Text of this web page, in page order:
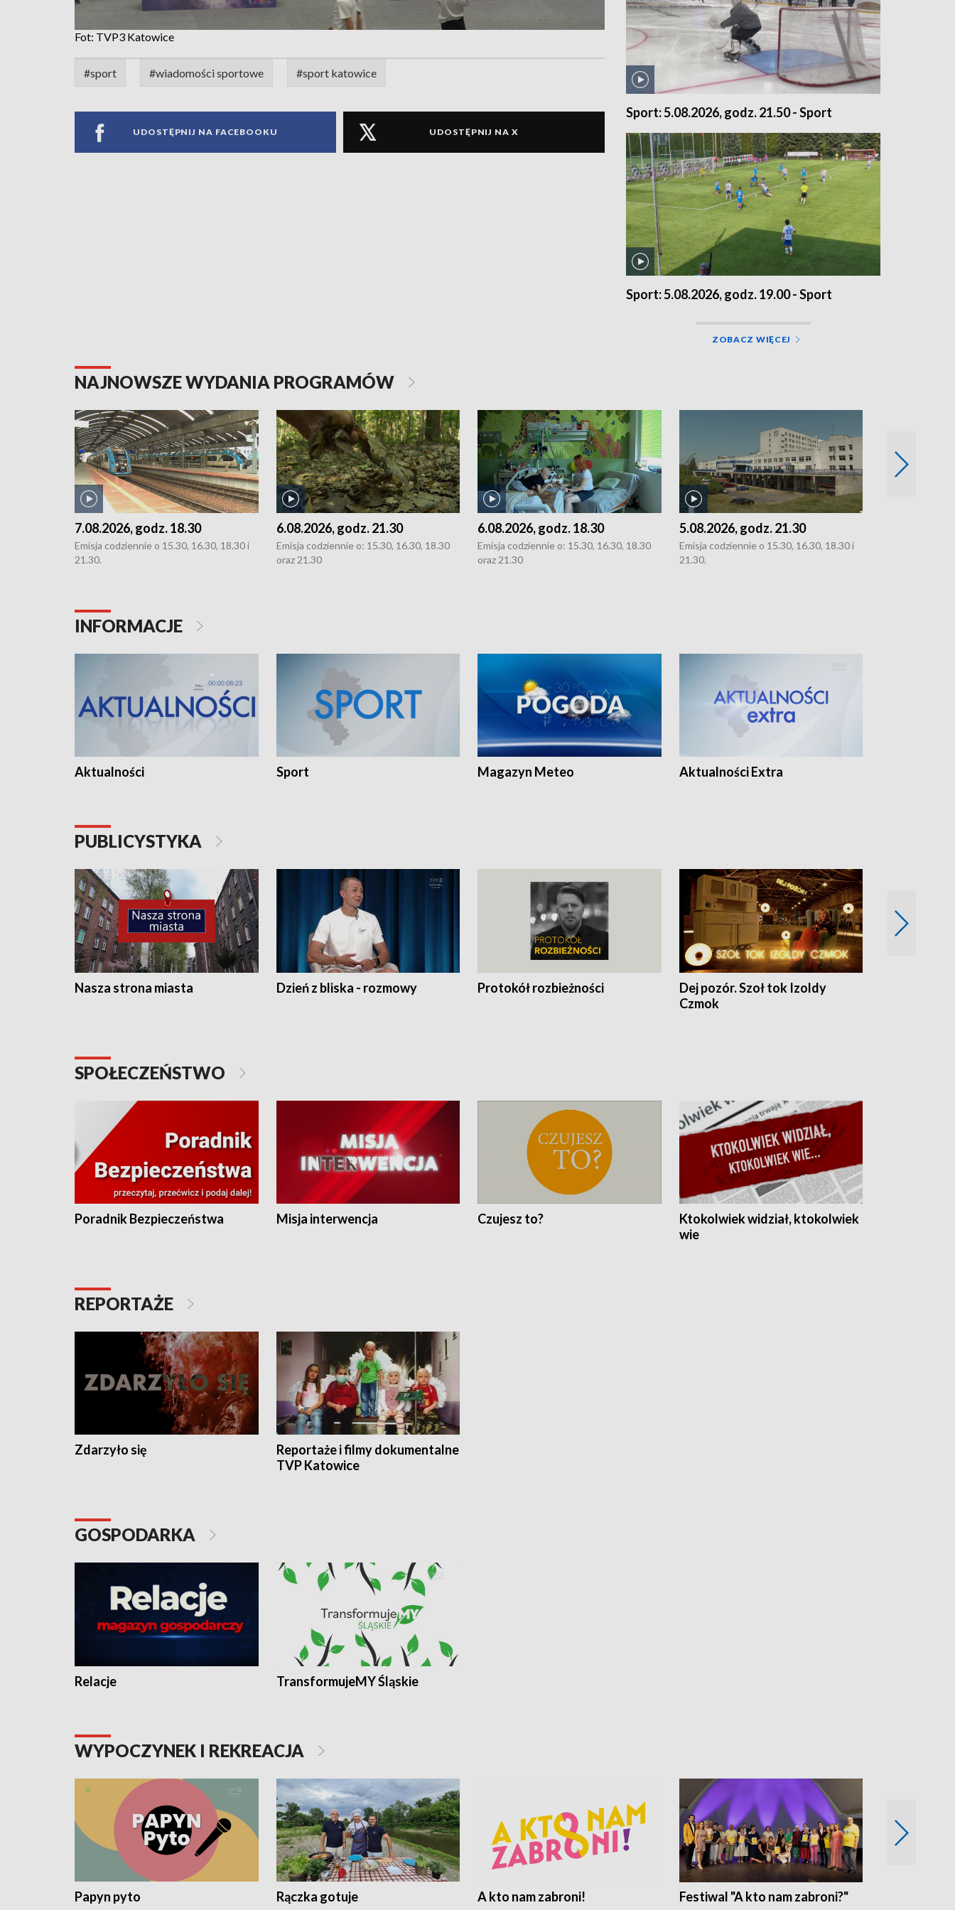
Fot: TVP3 Katowice
#sport #wiadomości sportowe #sport katowice
UDOSTĘPNIJ NA FACEBOOKU UDOSTĘPNIJ NA X
Sport: 5.08.2026, godz. 21.50 - Sport
Sport: 5.08.2026, godz. 19.00 - Sport
ZOBACZ WIĘCEJ
NAJNOWSZE WYDANIA PROGRAMÓW
7.08.2026, godz. 18.30
Emisja codziennie o 15.30, 16.30, 18.30 i
21.30.
6.08.2026, godz. 21.30
Emisja codziennie o: 15.30, 16.30, 18.30
oraz 21.30
6.08.2026, godz. 18.30
Emisja codziennie o: 15.30, 16.30, 18.30
oraz 21.30
5.08.2026, godz. 21.30
Emisja codziennie o 15.30, 16.30, 18.30 i
21.30.
INFORMACJE
Aktualności Sport Magazyn Meteo Aktualności Extra
PUBLICYSTYKA
Nasza strona miasta Dzień z bliska - rozmowy Protokół rozbieżności
Dej pozór. Szoł tok Izoldy
Czmok
SPOŁECZEŃSTWO
Poradnik Bezpieczeństwa Misja interwencja Czujesz to?
Ktokolwiek widział, ktokolwiek
wie
REPORTAŻE
Zdarzyło się
Reportaże i filmy dokumentalne
TVP Katowice
GOSPODARKA
Relacje TransformujeMY Śląskie
WYPOCZYNEK I REKREACJA
Papyn pyto Rączka gotuje A kto nam zabroni! Festiwal "A kto nam zabroni?"